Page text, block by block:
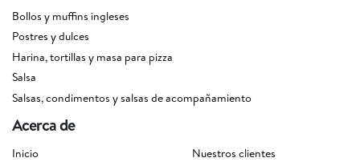
Bollos y muffins ingleses
Postres y dulces
Harina, tortillas y masa para pizza
Salsa
Salsas, condimentos y salsas de acompañamiento
Acerca de
Inicio
Nuestros clientes